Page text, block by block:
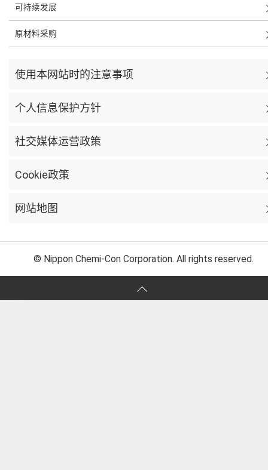
可持续发展
原材料采购
使用本网站时的注意事项
个人信息保护方针
社交媒体运营政策
Cookie政策
网站地图
© Nippon Chemi-Con Corporation. All rights reserved.